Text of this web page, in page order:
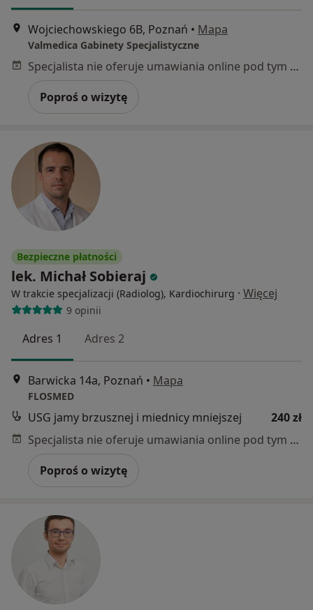
Wojciechowskiego 6B, Poznań • Mapa
Valmedica Gabinety Specjalistyczne
Specjalista nie oferuje umawiania online pod tym adresem.
Poproś o wizytę
Bezpieczne płatności
lek. Michał Sobieraj
W trakcie specjalizacji (Radiolog), Kardiochirurg · Więcej
9 opinii
Adres 1 Adres 2
Barwicka 14a, Poznań • Mapa
FLOSMED
USG jamy brzusznej i miednicy mniejszej
240 zł
Specjalista nie oferuje umawiania online pod tym adresem.
Poproś o wizytę